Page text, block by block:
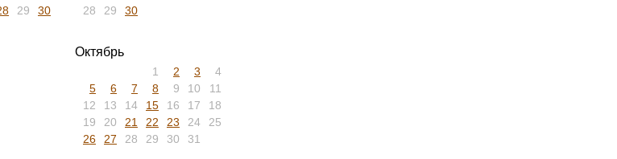
29
30
28
29 30
Октябрь
1 2 3
4
5
6 7 8 9 10
11
12
13 14 15 16 17
18
19
20 21 22 23 24
25
26
27 28 29 30 31